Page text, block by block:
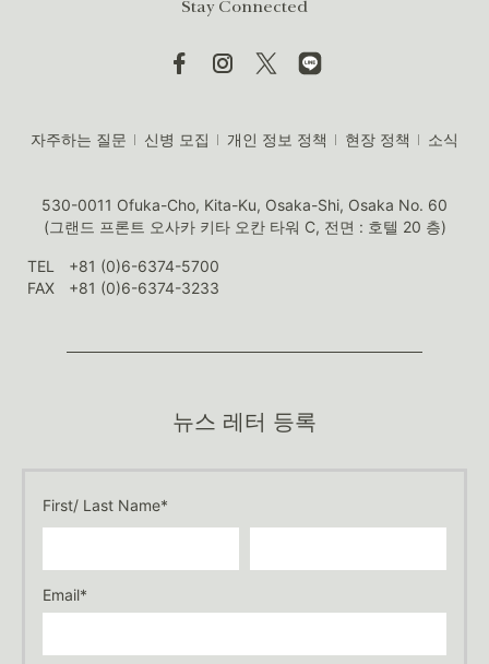
Stay Connected
자주하는 질문 신병 모집 개인 정보 정책 현장 정책 소식
530-0011 Ofuka-Cho, Kita-Ku, Osaka-Shi, Osaka No. 60
(그랜드 프론트 오사카 키타 오칸 타워 C, 전면 : 호텔 20 층)
TEL
+81 (0)6-6374-5700
FAX
+81 (0)6-6374-3233
뉴스 레터 등록
First/ Last Name*
Email*